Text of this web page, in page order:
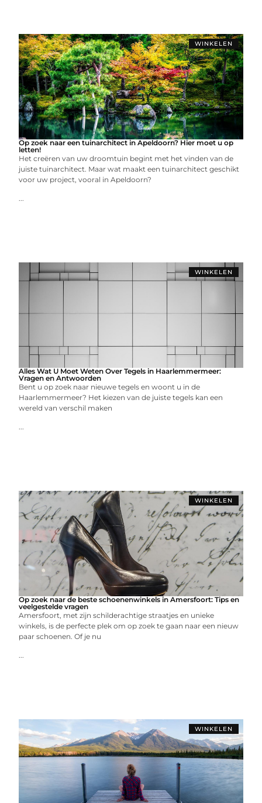
WINKELEN
Op zoek naar een tuinarchitect in Apeldoorn? Hier moet u op
letten!
Het creëren van uw droomtuin begint met het vinden van de
juiste tuinarchitect. Maar wat maakt een tuinarchitect geschikt
voor uw project, vooral in Apeldoorn?
...
WINKELEN
Alles Wat U Moet Weten Over Tegels in Haarlemmermeer:
Vragen en Antwoorden
Bent u op zoek naar nieuwe tegels en woont u in de
Haarlemmermeer? Het kiezen van de juiste tegels kan een
wereld van verschil maken
...
WINKELEN
Op zoek naar de beste schoenenwinkels in Amersfoort: Tips en
veelgestelde vragen
Amersfoort, met zijn schilderachtige straatjes en unieke
winkels, is de perfecte plek om op zoek te gaan naar een nieuw
paar schoenen. Of je nu
...
WINKELEN